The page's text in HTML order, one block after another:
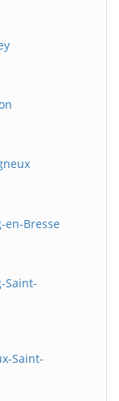
Bresse
Saint-
Saint-